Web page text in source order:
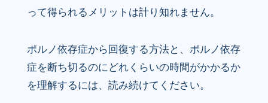
って得られるメリットは計り知れません。
ポルノ依存症から回復する方法と、ポルノ依存
症を断ち切るのにどれくらいの時間がかかるか
を理解するには、読み続けてください。